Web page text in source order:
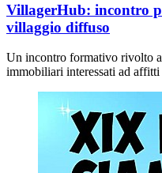
VillagerHub: incontro
villaggio diffuso
Un incontro formativo rivolto
immobiliari interessati ad